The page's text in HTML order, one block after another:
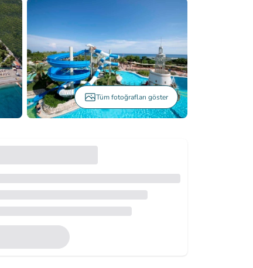
Tüm fotoğrafları göster